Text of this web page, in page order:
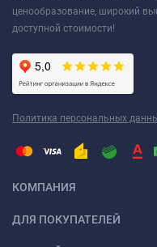
ценообразование, широкий
доступной стоимости!
Политика персональных
КОМПАНИЯ
ДЛЯ ПОКУПАТЕЛЕЙ